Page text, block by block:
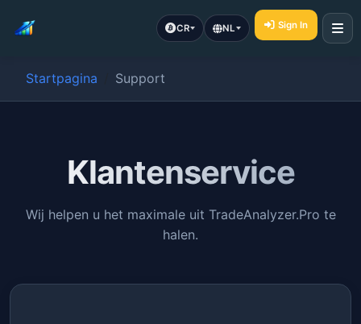
CR NL Sign In
Startpagina Support
Klantenservice
Wij helpen u het maximale uit TradeAnalyzer.Pro te
halen.